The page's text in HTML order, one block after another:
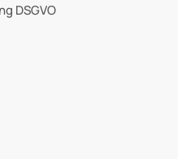
DSGVO